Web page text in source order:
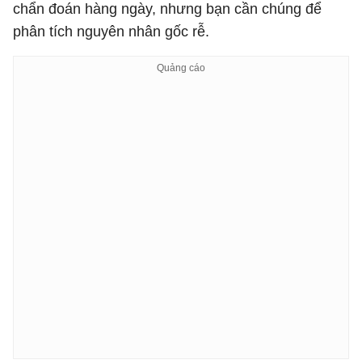
chẩn đoán hàng ngày, nhưng bạn cần chúng để
phân tích nguyên nhân gốc rễ.